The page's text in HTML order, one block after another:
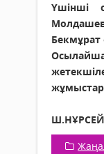
Үшінші
Бекмұрат